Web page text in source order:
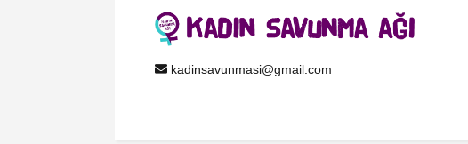
kadinsavunmasi@gmail.com